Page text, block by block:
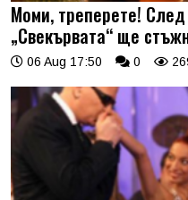
Моми, треперете! След
„Свекървата“ ще
06 Aug 17:50 0